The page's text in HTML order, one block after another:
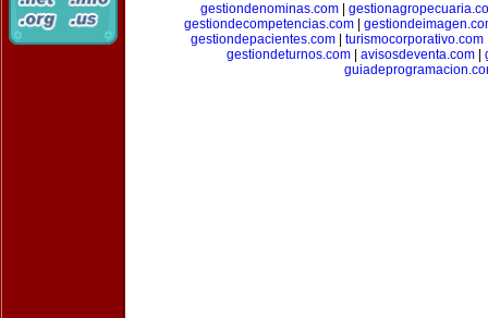
gestiondenominas.com|
gestiondecompetencias.com|
gestiondepacientes.com| turismocorporativo.com
gestiondeturnos.com| avisosdeventa.com|